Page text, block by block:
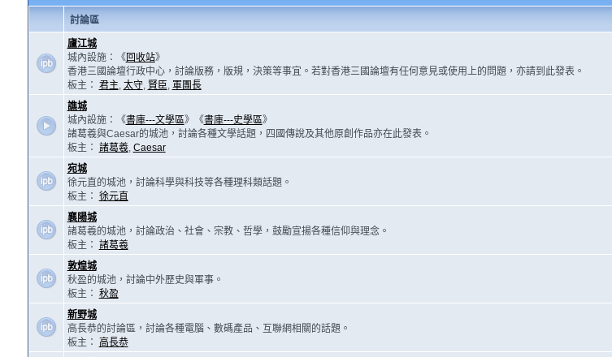
討論區
廬江城
城內設施：《回收站》
香港三國論壇行政中心，討論版務，版規，決策等事宜。若對香港三國論壇有任何意見或使用上的問題，亦請到此發表。
板主： 君主, 太守, 賢臣, 軍團長
譙城
城內設施：《書庫---文學區》《書庫---史學區》
諸葛羲與Caesar的城池，討論各種文學話題，四國傳說及其他原創作品亦在此發表。
板主： 諸葛羲, Caesar
宛城
徐元直的城池，討論科學與科技等各種理科類話題。
板主： 徐元直
襄陽城
諸葛羲的城池，討論政治、社會、宗教、哲學，鼓勵宣揚各種信仰與理念。
板主： 諸葛羲
敦煌城
秋盈的城池，討論中外歷史與軍事。
板主： 秋盈
新野城
高長恭的討論區，討論各種電腦、數碼產品、互聯網相關的話題。
板主：
高長恭